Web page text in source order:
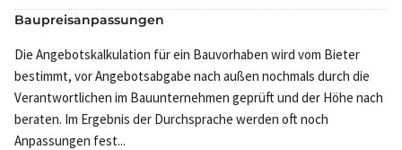
Baupreisanpassungen
Die Angebotskalkulation für ein Bauvorhaben wird vom Bieter
bestimmt, vor Angebotsabgabe nach außen nochmals durch die
Verantwortlichen im Bauunternehmen geprüft und der Höhe nach
beraten. Im Ergebnis der Durchsprache werden oft noch
Anpassungen fest...